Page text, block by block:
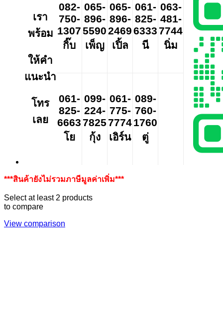
เรา
พร้อม
ให้คำ
แนะนำ
โทร
เลย
082-
750-
1307
กิ๊บ
065-
896-
5590
เพ็ญ
065-
896-
2469
เปิ้ล
061-
825-
6333
นี
063-
481-
7744
นิ่ม
061-
825-
6663
โย
099-
224-
7825
กุ้ง
061-
775-
7774
เอิร์น
089-
760-
1760
ตู่
***สินค้ายังไม่รวมภาษีมูลค่าเพิ่ม***
Select at least 2 products
to compare
View comparison